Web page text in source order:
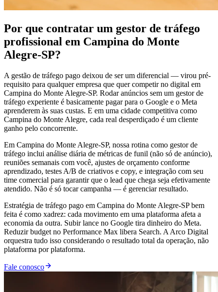
Por que contratar um gestor de tráfego
profissional em Campina do Monte
Alegre-SP?
A gestão de tráfego pago deixou de ser um diferencial — virou pré-
requisito para qualquer empresa que quer competir no digital em
Campina do Monte Alegre-SP. Rodar anúncios sem um gestor de
tráfego experiente é basicamente pagar para o Google e o Meta
aprenderem às suas custas. E em uma cidade competitiva como
Campina do Monte Alegre, cada real desperdiçado é um cliente
ganho pelo concorrente.
Em Campina do Monte Alegre-SP, nossa rotina como gestor de
tráfego inclui análise diária de métricas de funil (não só de anúncio),
reuniões semanais com você, ajustes de orçamento conforme
aprendizado, testes A/B de criativos e copy, e integração com seu
time comercial para garantir que o lead que chega seja efetivamente
atendido. Não é só tocar campanha — é gerenciar resultado.
Estratégia de tráfego pago em Campina do Monte Alegre-SP bem
feita é como xadrez: cada movimento em uma plataforma afeta a
economia da outra. Subir lance no Google tira dinheiro do Meta.
Reduzir budget no Performance Max libera Search. A Arco Digital
orquestra tudo isso considerando o resultado total da operação, não
plataforma por plataforma.
Fale conosco